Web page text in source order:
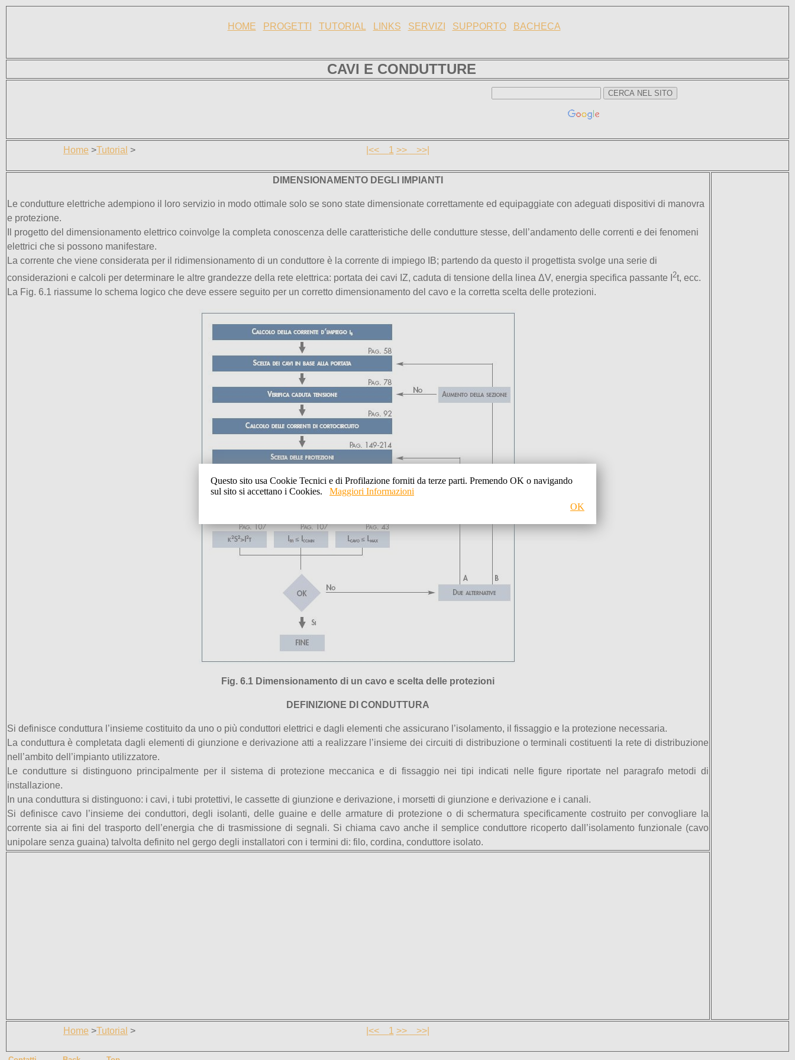
HOME PROGETTI TUTORIAL LINKS SERVIZI SUPPORTO BACHECA
CAVI E CONDUTTURE
Home >Tutorial > |<< 1 >> >>|
DIMENSIONAMENTO DEGLI IMPIANTI
Le condutture elettriche adempiono il loro servizio in modo ottimale solo se sono state dimensionate correttamente ed equipaggiate con adeguati dispositivi di manovra
e protezione.
Il progetto del dimensionamento elettrico coinvolge la completa conoscenza delle caratteristiche delle condutture stesse, dell’andamento delle correnti e dei fenomeni
elettrici che si possono manifestare.
La corrente che viene considerata per il ridimensionamento di un conduttore è la corrente di impiego IB; partendo da questo il progettista svolge una serie di
considerazioni e calcoli per determinare le altre grandezze della rete elettrica: portata dei cavi IZ, caduta di tensione della linea ΔV, energia specifica passante I 2t, ecc.
La Fig. 6.1 riassume lo schema logico che deve essere seguito per un corretto dimensionamento del cavo e la corretta scelta delle protezioni.
Fig. 6.1 Dimensionamento di un cavo e scelta delle protezioni
DEFINIZIONE DI CONDUTTURA
Si definisce conduttura l’insieme costituito da uno o più conduttori elettrici e dagli elementi che assicurano l’isolamento, il fissaggio e la protezione necessaria.
La conduttura è completata dagli elementi di giunzione e derivazione atti a realizzare l’insieme dei circuiti di distribuzione o terminali costituenti la rete di distribuzione
nell’ambito dell’impianto utilizzatore.
Le condutture si distinguono principalmente per il sistema di protezione meccanica e di fissaggio nei tipi indicati nelle figure riportate nel paragrafo metodi di
installazione.
In una conduttura si distinguono: i cavi, i tubi protettivi, le cassette di giunzione e derivazione, i morsetti di giunzione e derivazione e i canali.
Si definisce cavo l’insieme dei conduttori, degli isolanti, delle guaine e delle armature di protezione o di schermatura specificamente costruito per convogliare la
corrente sia ai fini del trasporto dell’energia che di trasmissione di segnali. Si chiama cavo anche il semplice conduttore ricoperto dall’isolamento funzionale (cavo
unipolare senza guaina) talvolta definito nel gergo degli installatori con i termini di: filo, cordina, conduttore isolato.
Home >Tutorial > |<< 1 >> >>|
Questo sito usa Cookie Tecnici e di Profilazione forniti da terze parti. Premendo OK o navigando
sul sito si accettano i Cookies.
Maggiori Informazioni
OK